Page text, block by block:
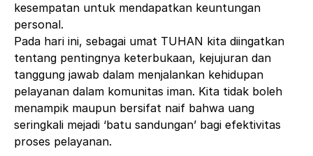
kesempatan untuk mendapatkan keuntungan
personal.
Pada hari ini, sebagai umat TUHAN kita diingatkan
tentang pentingnya keterbukaan, kejujuran dan
tanggung jawab dalam menjalankan kehidupan
pelayanan dalam komunitas iman. Kita tidak boleh
menampik maupun bersifat naif bahwa uang
seringkali mejadi ‘batu sandungan’ bagi efektivitas
proses pelayanan.